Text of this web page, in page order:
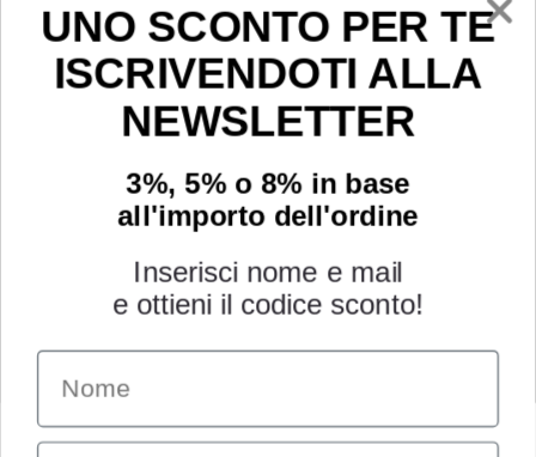
Youtube
INFORMAZIONI
Chi siamo
Condizioni generali
UNO SCONTO PER TE
ISCRIVENDOTI ALLA
NEWSLETTER
3%, 5% o 8% in base
all'importo dell'ordine
Inserisci nome e mail
e ottieni il codice sconto!
Name